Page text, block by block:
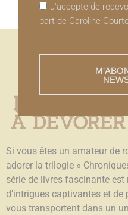
DES
À
Si vous êtes un amateur de
adorer la trilogie «
série de livres fascinante
d’intrigues captivantes et
vous transportent dans un
J'accepte de
part de Caroline